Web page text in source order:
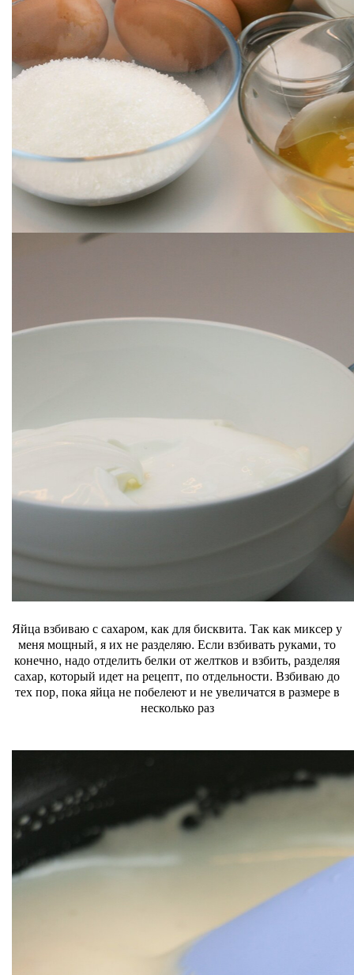
Яйца взбиваю с сахаром, как для бисквита. Так как миксер у
меня мощный, я их не разделяю. Если взбивать руками, то
конечно, надо отделить белки от желтков и взбить, разделяя
сахар, который идет на рецепт, по отдельности. Взбиваю до
тех пор, пока яйца не побелеют и не увеличатся в размере в
несколько раз